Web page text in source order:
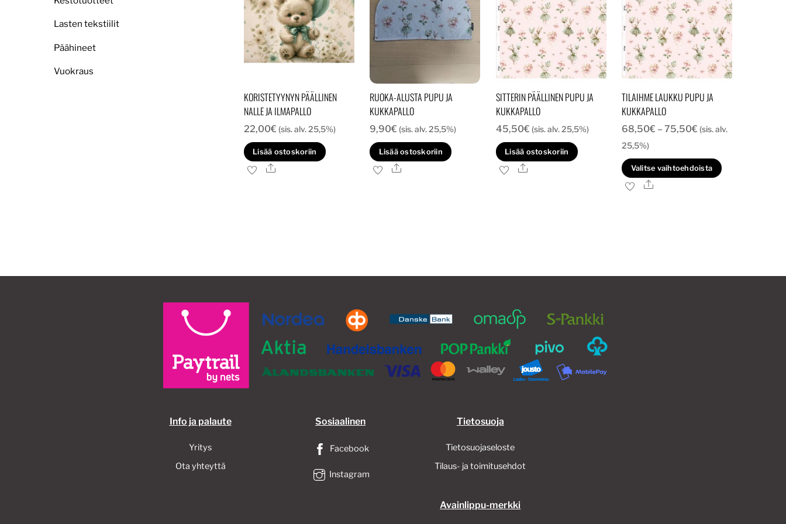
KORISTETYYNYN PÄÄLLINEN
NALLE JA ILMAPALLO
22,00€ (sis. alv. 25,5%)
Lisää ostoskoriin
Ale
RUOKA-ALUSTA PUPU JA
KUKKAPALLO
9,90€ (sis. alv. 25,5%)
Lisää ostoskoriin
Ale
SITTERIN PÄÄLLINEN PUPU JA
KUKKAPALLO
45,50€ (sis. alv. 25,5%)
Lisää ostoskoriin
Ale
TILAIHME LAUKKU PUPU JA
KUKKAPALLO
68,50€ – 75,50€ Hintaluokka:
-
75,50€
(sis. alv.
25,5%)
Valitse vaihtoehdoista
valinnat
Ale
Lasten tekstiilit
Päähineet
Vuokraus
Info ja palaute
Yritys
Ota yhteyttä
Sosiaalinen
Facebook
Instagram
Tietosuoja
Tietosuojaseloste
Tilaus- ja toimitusehdot
Avainlippu-merkki